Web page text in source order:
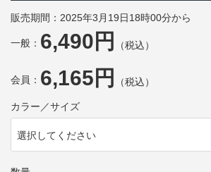
販売期間：2025年3月19日18時00分から
一般： 6,490円 （税込）
会員： 6,165円 （税込）
カラー／サイズ
選択してください